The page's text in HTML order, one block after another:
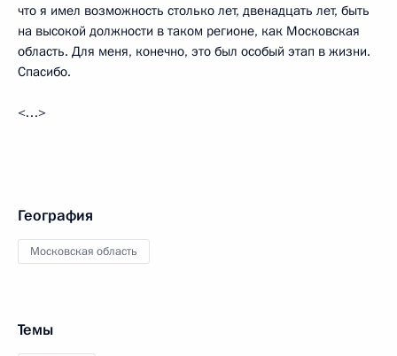
что я имел возможность столько лет, двенадцать лет, быть
на высокой должности в таком регионе, как Московская
область. Для меня, конечно, это был особый этап в жизни.
Спасибо.
<…>
География
Московская область
Темы